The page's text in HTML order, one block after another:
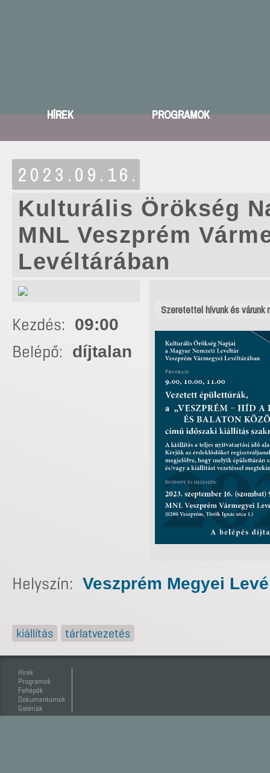
HÍREK PROGRAMOK
2023.09.16.
Kulturális Örökség
MNL Veszprém
Levéltárában
Szeretettel hívunk és várunk
Kezdés: 09:00
Belépő: díjtalan
Helyszín: Veszprém Megyei
kiállítás tárlatvezetés
Hírek
Programok
Fellépők
Dokumentumok
Galériák